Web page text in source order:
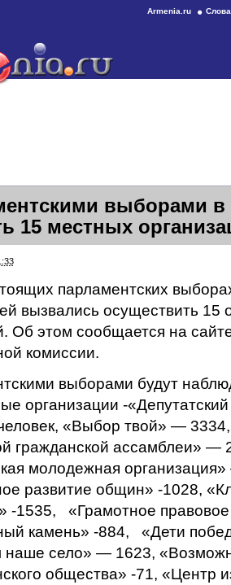
Armenia.ru
выборами в
15 местных
парламентских
вызвались осуществить 15
Об этом сообщается на
комиссии.
выборами будут
организации -
«Выбор твой» —
гражданской ассамблеи» —
молодежная
развитие общин» -1028,
-1535, «Грамотное
камень» -884, «Дети
село» — 1623,
общества» -71, «Центр